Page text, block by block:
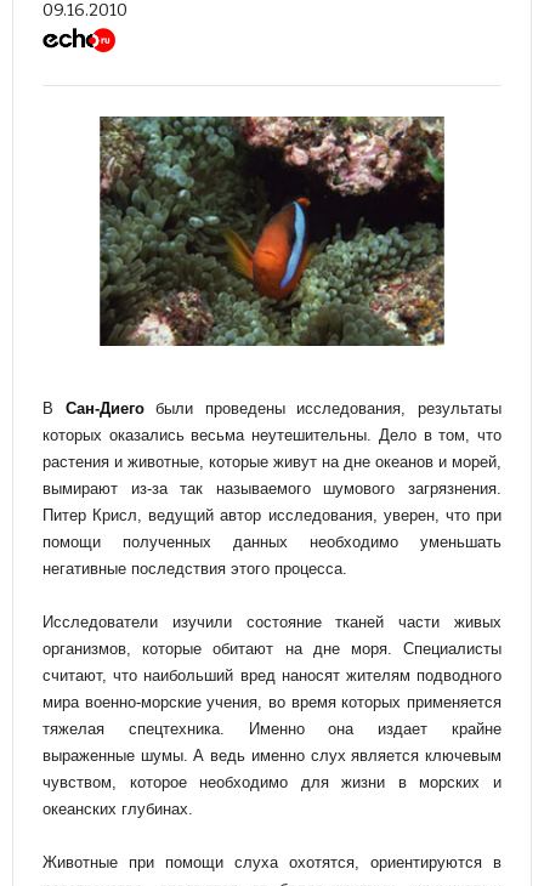
09.16.2010
В Сан-Диегобыли проведены исследования, результаты
которых оказались весьма неутешительны. Дело в том, что
растения и животные, которые живут на дне океанов и морей,
вымирают из-за так называемого шумового загрязнения.
Питер Крисл, ведущий автор исследования, уверен, что при
помощи полученных данных необходимо уменьшать
негативные последствия этого процесса.
Исследователи изучили состояние тканей части живых
организмов, которые обитают на дне моря. Специалисты
считают, что наибольший вред наносят жителям подводного
мира военно-морские учения, во время которых применяется
тяжелая спецтехника. Именно она издает крайне
выраженные шумы. А ведь именно слух является ключевым
чувством, которое необходимо для жизни в морских и
океанских глубинах.
Животные при помощи слуха охотятся, ориентируются в